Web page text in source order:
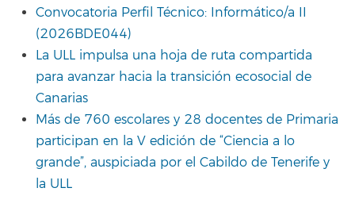
Convocatoria Perfil Técnico: Informático/a II
(2026BDE044)
La ULL impulsa una hoja de ruta compartida
para avanzar hacia la transición ecosocial de
Canarias
Más de 760 escolares y 28 docentes de Primaria
participan en la V edición de “Ciencia a lo
grande”, auspiciada por el Cabildo de Tenerife y
la ULL